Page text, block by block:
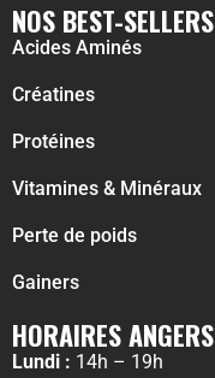
NOS BEST-SELLERS
Acides Aminés
Créatines
Protéines
Vitamines & Minéraux
Perte de poids
Gainers
HORAIRES ANGERS
Lundi : 14h – 19h